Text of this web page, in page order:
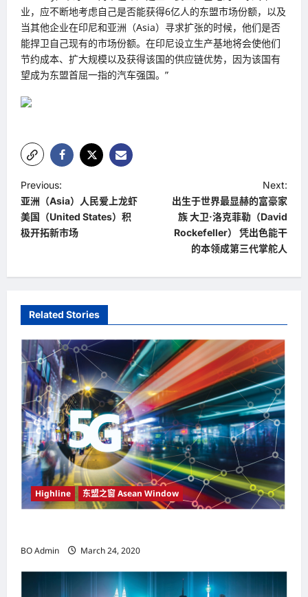
业，应不断地考虑自己是否能获得6亿人的东盟市场份额，以及
当其他企业在印尼和亚洲（Asia）寻求扩张的时候，他们是否
能捍卫自己现有的市场份额。在印尼设立生产基地将会使他们
节约成本、扩大规模以及获得该国的供应链优势，因为该国有
望成为东盟首屈一指的汽车强国。”
P
o
s
i
g
a
t
i
o
n
Previous:
亚洲（Asia）人民爱上龙虾
美国（United States）积
极开拓新市场
Next:
出生于世界最显赫的富豪家
族 大卫·洛克菲勒（David
Rockefeller） 凭出色能干
的本领成第三代掌舵人
Related Stories
Highline 东盟之窗 Asean Window
BO Admin March 24, 2020